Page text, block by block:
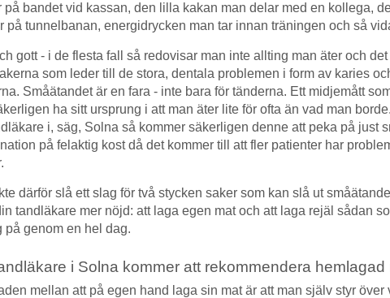
på bandet vid kassan, den lilla kakan man delar med en kollega,
på tunnelbanan, energidrycken man tar innan träningen och så
gott - i de flesta fall så redovisar man inte allting man äter och
som leder till de stora, dentala problemen i form av karies
Småätandet är en fara - inte bara för tänderna. Ett midjemått
ha sitt ursprung i att man äter lite för ofta än vad man
i, säg, Solna så kommer säkerligen denne att peka på just
på felaktig kost då det kommer till att fler patienter har
därför slå ett slag för två stycken saker som kan slå ut
tandläkare mer nöjd: att laga egen mat och att laga rejäl sådan
på genom en hel dag.
i Solna kommer att rekommendera hemlagad
mellan att på egen hand laga sin mat är att man själv styr över